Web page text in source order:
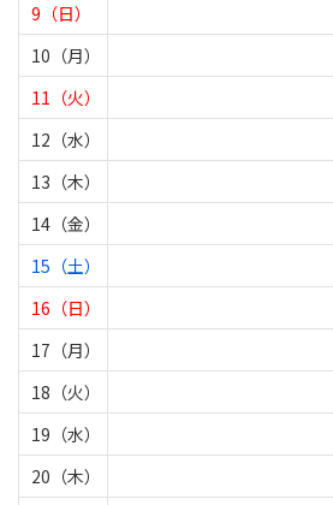
9（日）
10（月）
11（火）
12（水）
13（木）
14（金）
15（土）
16（日）
17（月）
18（火）
19（水）
20（木）